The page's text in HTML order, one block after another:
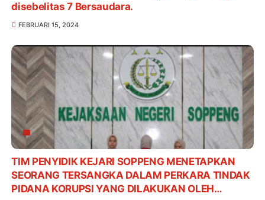
disebelitas 7 Bersaudara.
FEBRUARI 15, 2024
TIM PENYIDIK KEJARI SOPPENG MENETAPKAN
SEORANG TERSANGKA DALAM PERKARA TINDAK
PIDANA KORUPSI YANG DILAKUKAN OLEH